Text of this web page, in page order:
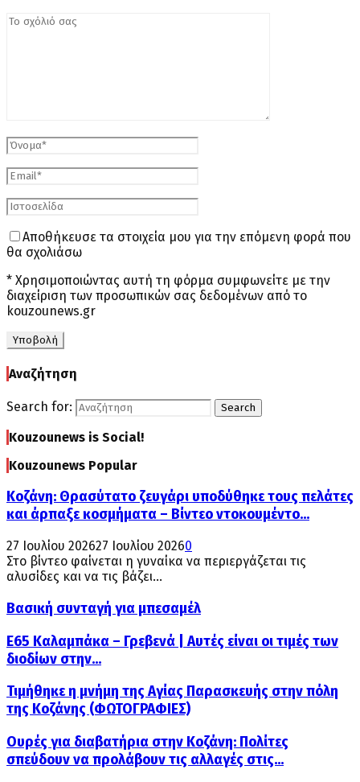
Αποθήκευσε τα στοιχεία μου για την επόμενη φορά που
θα σχολιάσω
* Χρησιμοποιώντας αυτή τη φόρμα συμφωνείτε με την
διαχείριση των προσωπικών σας δεδομένων από το
kouzounews.gr
Αναζήτηση
Search for: Search
Kouzounews is Social!
Kouzounews Popular
Κοζάνη: Θρασύτατο ζευγάρι υποδύθηκε τους πελάτες
και άρπαξε κοσμήματα – Βίντεο ντοκουμέντο...
27 Ιουλίου 202627 Ιουλίου 20260
Στο βίντεο φαίνεται η γυναίκα να περιεργάζεται τις
αλυσίδες και να τις βάζει...
Βασική συνταγή για μπεσαμέλ
Ε65 Καλαμπάκα – Γρεβενά | Αυτές είναι οι τιμές των
διοδίων στην...
Τιμήθηκε η μνήμη της Αγίας Παρασκευής στην πόλη
της Κοζάνης (ΦΩΤΟΓΡΑΦΙΕΣ)
Ουρές για διαβατήρια στην Κοζάνη: Πολίτες
σπεύδουν να προλάβουν τις αλλαγές στις...